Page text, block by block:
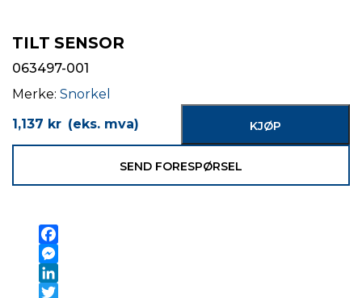
TILT SENSOR
063497-001
Merke: Snorkel
KJØP
1,137 kr (eks. mva)
SEND FORESPØRSEL
Facebook
Messenger
LinkedIn